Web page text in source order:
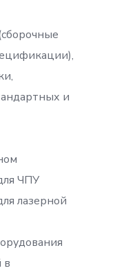
и
ЧПУ
лазерной
в